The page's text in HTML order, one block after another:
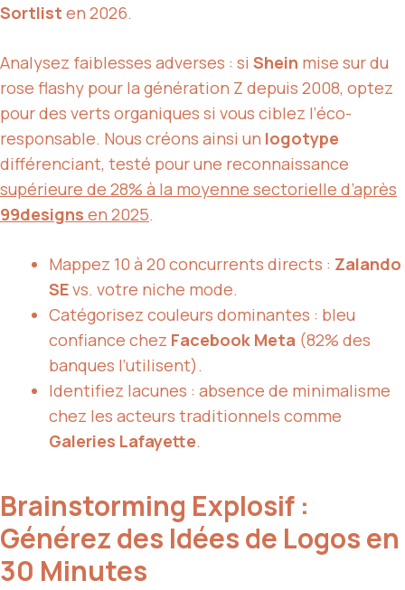
Sortlist en 2026.
Analysez faiblesses adverses : si Shein mise sur du
rose flashy pour la génération Z depuis 2008, optez
pour des verts organiques si vous ciblez l’éco-
responsable. Nous créons ainsi un logotype
différenciant, testé pour une reconnaissance
supérieure de 28% à la moyenne sectorielle d’après
99designs en 2025.
Mappez 10 à 20 concurrents directs : Zalando
SEvs. votre niche mode.
Catégorisez couleurs dominantes : bleu
confiance chez Facebook Meta (82% des
banques l’utilisent).
Identifiez lacunes : absence de minimalisme
chez les acteurs traditionnels comme
Galeries Lafayette.
Brainstorming Explosif :
Générez des Idées de Logos en
30 Minutes